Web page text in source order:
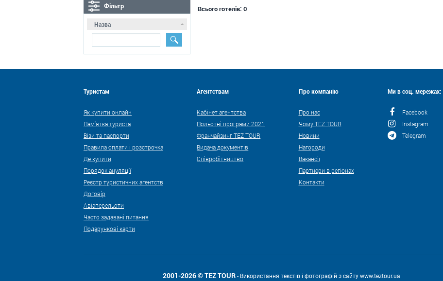
Фільтр
Назва
Всього готелів: 0
Туристам
Як купити онлайн
Пам'ятка туриста
Візи та паспорти
Правила оплати і розстрочка
Де купити
Порядок ануляції
Реєстр туристичних агентств
Договір
Авіаперельоти
Часто задавані питання
Подарункові карти
Агентствам
Кабінет агентства
Польотні програми 2021
Франчайзинг TEZ TOUR
Видача документів
Співробітництво
Про компанію
Про нас
Чому TEZ TOUR
Новини
Нагороди
Вакансії
Партнери в регіонах
Контакти
Ми в соц. мережах:
Facebook
Instagram
Telegram
2001-2026 © TEZ TOUR- Використання текстів і фотографій з сайту www.teztour.ua